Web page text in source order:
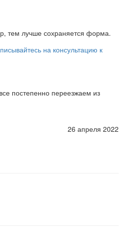
тем лучше сохраняется форма.
на консультацию к
постепенно переезжаем из
26 апреля 2022